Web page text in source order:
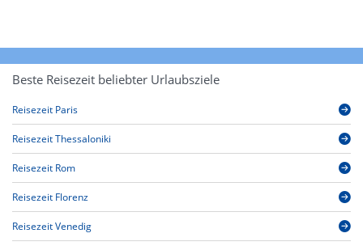
Beste Reisezeit beliebter Urlaubsziele
Reisezeit Paris
Reisezeit Thessaloniki
Reisezeit Rom
Reisezeit Florenz
Reisezeit Venedig